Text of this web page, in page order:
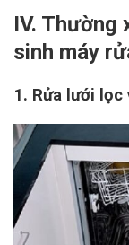
IV. Thường
sinh máy
1. Rửa lưới lọc